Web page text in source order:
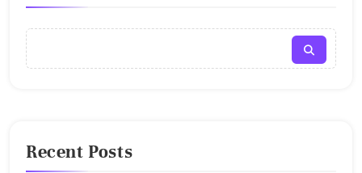
Recent Posts